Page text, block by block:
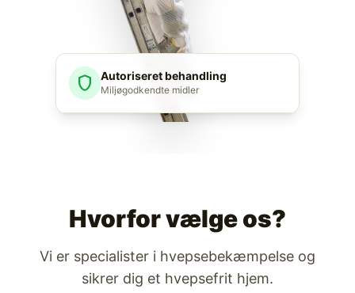
shield Autoriseret behandling
Miljøgodkendte midler
Hvorfor vælge os?
Vi er specialister i hvepsebekæmpelse og
sikrer dig et hvepsefrit hjem.